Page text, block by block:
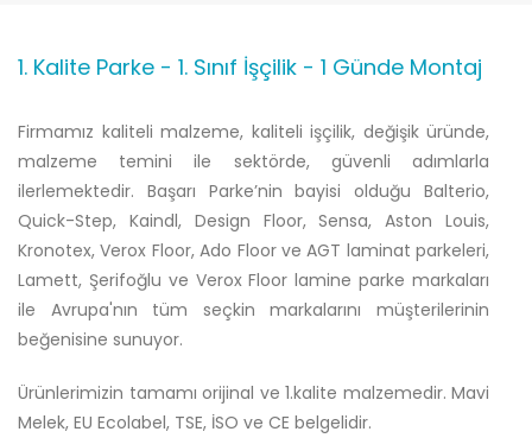
1. Kalite Parke - 1. Sınıf İşçilik - 1 Günde Montaj
Firmamız kaliteli malzeme, kaliteli işçilik, değişik üründe,
malzeme temini ile sektörde, güvenli adımlarla
ilerlemektedir. Başarı Parke’nin bayisi olduğu Balterio,
Quick-Step, Kaindl, Design Floor, Sensa, Aston Louis,
Kronotex, Verox Floor, Ado Floor ve AGT laminat parkeleri,
Lamett, Şerifoğlu ve Verox Floor lamine parke markaları
ile Avrupa'nın tüm seçkin markalarını müşterilerinin
beğenisine sunuyor.
Ürünlerimizin tamamı orijinal ve 1.kalite malzemedir. Mavi
Melek, EU Ecolabel, TSE, İSO ve CE belgelidir.